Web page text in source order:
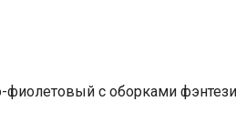
с оборками